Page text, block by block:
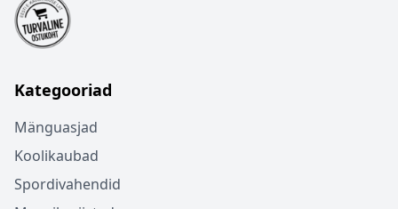
Kategooriad
Mänguasjad
Koolikaubad
Spordivahendid